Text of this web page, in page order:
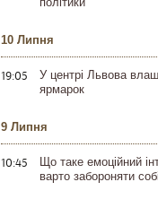
10 Липня
19:05
У центрі Львова
ярмарок
9 Липня
10:45
Що таке емоційний
варто забороняти